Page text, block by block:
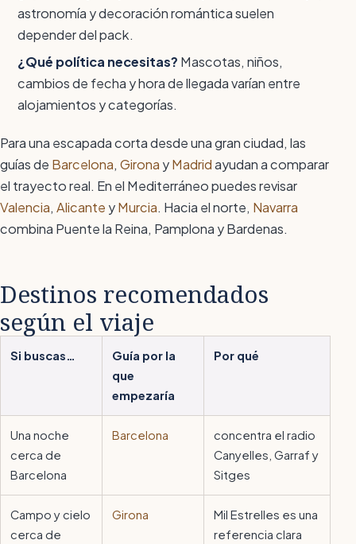
astronomía y decoración romántica suelen
depender del pack.
¿Qué política necesitas? Mascotas, niños,
cambios de fecha y hora de llegada varían entre
alojamientos y categorías.
Para una escapada corta desde una gran ciudad, las
guías de Barcelona, Girona yMadridayudan a comparar
el trayecto real. En el Mediterráneo puedes revisar
Valencia, Alicante yMurcia. Hacia el norte, Navarra
combina Puente la Reina, Pamplona y Bardenas.
Destinos recomendados
según el viaje
Si buscas…
Guía por la
que
empezaría
Por qué
Una noche
cerca de
Barcelona
Barcelona
concentra el radio
Canyelles, Garraf y
Sitges
Campo y cielo
cerca de
Girona
Mil Estrelles es una
referencia clara